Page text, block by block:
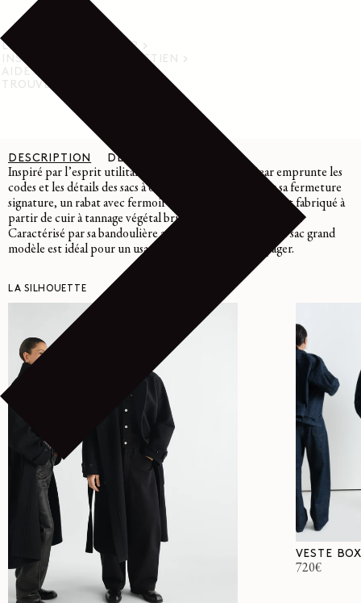
LIVRAISON ET RETOUR
INSTRUCTIONS D’ENTRETIEN
AIDE
TROUVER UN MAGASIN
DESCRIPTION DÉTAILS
Inspiré par l’esprit utilitaire de Lemaire, la ligne Gear emprunte les
codes et les détails des sacs à outils vintage notamment sa fermeture
signature, un rabat avec fermoir à clip en métal. Ce sac est fabriqué à
partir de cuir à tannage végétal brillant, certifié LWG Gold.
Caractérisé par sa bandoulière ajustable et ses poches, ce sac grand
modèle est idéal pour un usage quotidien et pour voyager.
LA SILHOUETTE
VESTE
Prix
720€